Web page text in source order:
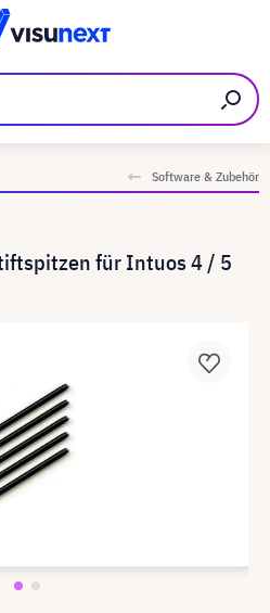
Software & Zubehör
für Intuos 4 / 5